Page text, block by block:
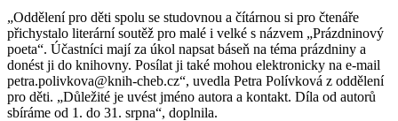
„Oddělení pro děti spolu se studovnou a čítárnou si pro čtenáře
přichystalo literární soutěž pro malé i velké s názvem „Prázdninový
poeta“. Účastníci mají za úkol napsat báseň na téma prázdniny a
donést ji do knihovny. Posílat ji také mohou elektronicky na e-mail
petra.polivkova@knih-cheb.cz“, uvedla Petra Polívková z oddělení
pro děti. „Důležité je uvést jméno autora a kontakt. Díla od autorů
sbíráme od 1. do 31. srpna“, doplnila.